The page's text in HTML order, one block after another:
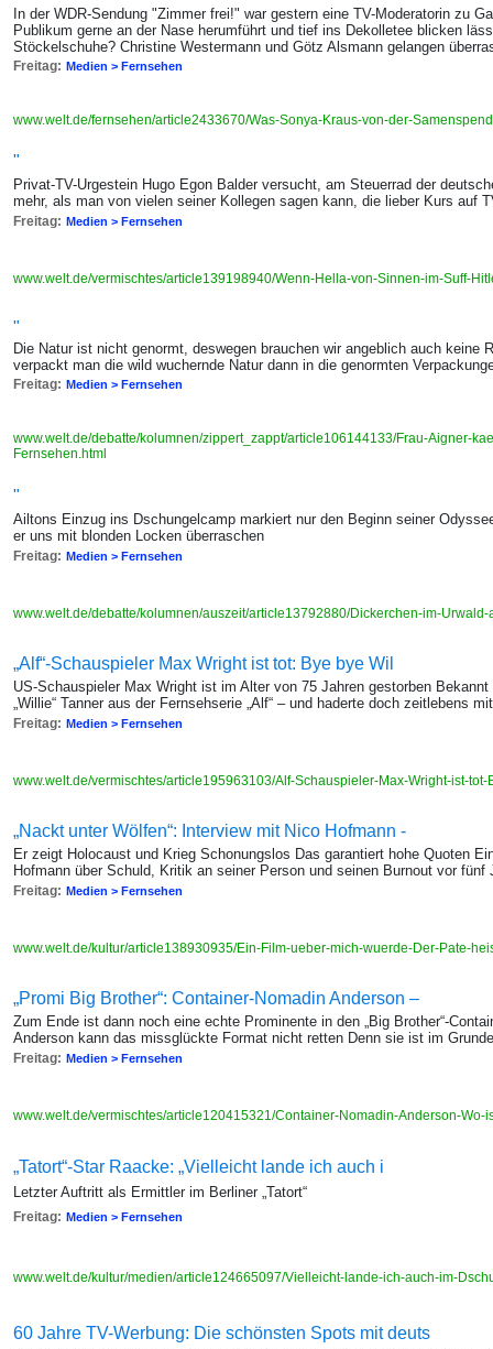
In der WDR-Sendung "Zimmer frei!" war gestern eine TV-Moderatorin zu
Publikum gerne an der Nase herumführt und tief ins Dekolletee blicken
Stöckelschuhe? Christine Westermann und Götz Alsmann gelangen
Freitag: Medien > Fernsehen
www.welt.de/fernsehen/article2433670/Was-Sonya-Kraus-von-der-
"
Privat-TV-Urgestein Hugo Egon Balder versucht, am Steuerrad der
mehr, als man von vielen seiner Kollegen sagen kann, die lieber Kurs auf
Freitag: Medien > Fernsehen
www.welt.de/vermischtes/article139198940/Wenn-Hella-von-Sinnen-im-Suff-
"
Die Natur ist nicht genormt, deswegen brauchen wir angeblich auch keine
verpackt man die wild wuchernde Natur dann in die genormten
Freitag: Medien > Fernsehen
www.welt.de/debatte/kolumnen/zippert_zappt/article106144133/Frau-Aigner-
Fernsehen.html
"
Ailtons Einzug ins Dschungelcamp markiert nur den Beginn seiner
er uns mit blonden Locken überraschen
Freitag: Medien > Fernsehen
www.welt.de/debatte/kolumnen/auszeit/article13792880/Dickerchen-im-
„Alf“-Schauspieler Max Wright ist tot: Bye bye Wil
US-Schauspieler Max Wright ist im Alter von 75 Jahren gestorben
„Willie“ Tanner aus der Fernsehserie „Alf“ – und haderte doch zeitlebens
Freitag: Medien > Fernsehen
www.welt.de/vermischtes/article195963103/Alf-Schauspieler-Max-Wright-ist-
„Nackt unter Wölfen“: Interview mit Nico Hofmann -
Er zeigt Holocaust und Krieg Schonungslos Das garantiert hohe Quoten
Hofmann über Schuld, Kritik an seiner Person und seinen Burnout vor fünf
Freitag: Medien > Fernsehen
www.welt.de/kultur/article138930935/Ein-Film-ueber-mich-wuerde-Der-Pate-
„Promi Big Brother“: Container-Nomadin Anderson –
Zum Ende ist dann noch eine echte Prominente in den „Big Brother“-
Anderson kann das missglückte Format nicht retten Denn sie ist im
Freitag: Medien > Fernsehen
www.welt.de/vermischtes/article120415321/Container-Nomadin-Anderson-Wo-
„Tatort“-Star Raacke: „Vielleicht lande ich auch i
Letzter Auftritt als Ermittler im Berliner „Tatort“
Freitag: Medien > Fernsehen
www.welt.de/kultur/medien/article124665097/Vielleicht-lande-ich-auch-im-
60 Jahre TV-Werbung: Die schönsten Spots mit deuts